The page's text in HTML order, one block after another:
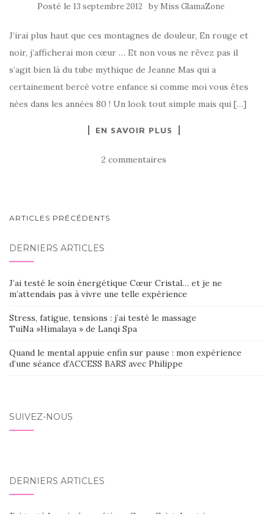
Posté le 13 septembre 2012 by Miss GlamaZone
J’irai plus haut que ces montagnes de douleur, En rouge et
noir, j’afficherai mon cœur … Et non vous ne rêvez pas il
s’agit bien là du tube mythique de Jeanne Mas qui a
certainement bercé votre enfance si comme moi vous êtes
nées dans les années 80 ! Un look tout simple mais qui […]
EN SAVOIR PLUS
2 commentaires
NAVIGATION
SEIN
DES
ARTICLES
ARTICLES PRÉCÉDENTS
DERNIERS ARTICLES
J’ai testé le soin énergétique Cœur Cristal… et je ne
m’attendais pas à vivre une telle expérience
Stress, fatigue, tensions : j’ai testé le massage
TuiNa »Himalaya » de Lanqi Spa
Quand le mental appuie enfin sur pause : mon expérience
d’une séance d’ACCESS BARS avec Philippe
SUIVEZ-NOUS
DERNIERS ARTICLES